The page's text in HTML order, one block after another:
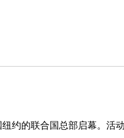
约的联合国总部启幕。活